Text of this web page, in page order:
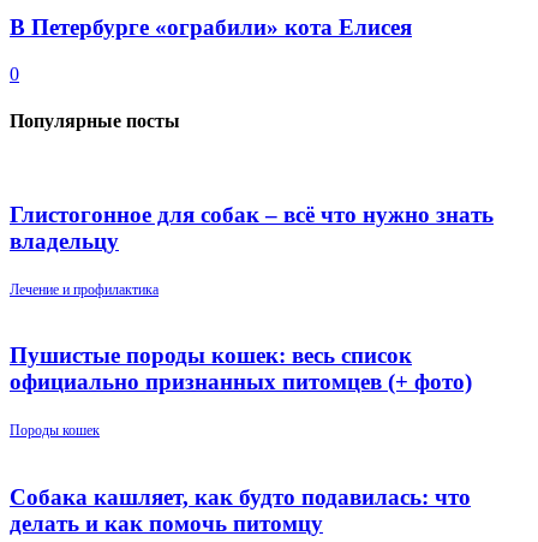
В Петербурге «ограбили» кота Елисея
0
Популярные посты
Глистогонное для собак – всё что нужно знать
владельцу
Лечение и профилактика
Пушистые породы кошек: весь список
официально признанных питомцев (+ фото)
Породы кошек
Собака кашляет, как будто подавилась: что
делать и как помочь питомцу